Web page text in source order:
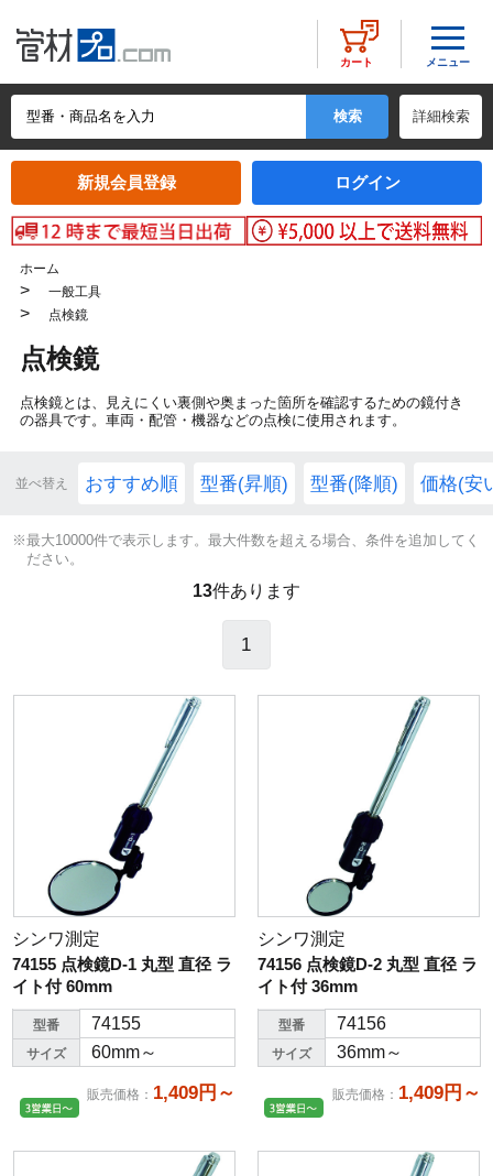
詳細検索
カート
新規会員登録 ログイン
メニュー
ホーム
> 一般工具
> 点検鏡
点検鏡
点検鏡とは、見えにくい裏側や奥まった箇所を確認するための鏡付き
の器具です。車両・配管・機器などの点検に使用されます。
並べ替え おすすめ順 型番(昇順) 型番(降順) 価格(安
※最大10000件で表示します。最大件数を超える場合、条件を追加してく
ださい。
13件あります
1
シンワ測定
74155 点検鏡D-1 丸型 直径 ラ
イト付 60mm
型番 74155
サイズ 60mm～
販売価格 ： 1,409円～
シンワ測定
74156 点検鏡D-2 丸型 直径 ラ
イト付 36mm
型番 74156
サイズ 36mm～
販売価格 ： 1,409円～